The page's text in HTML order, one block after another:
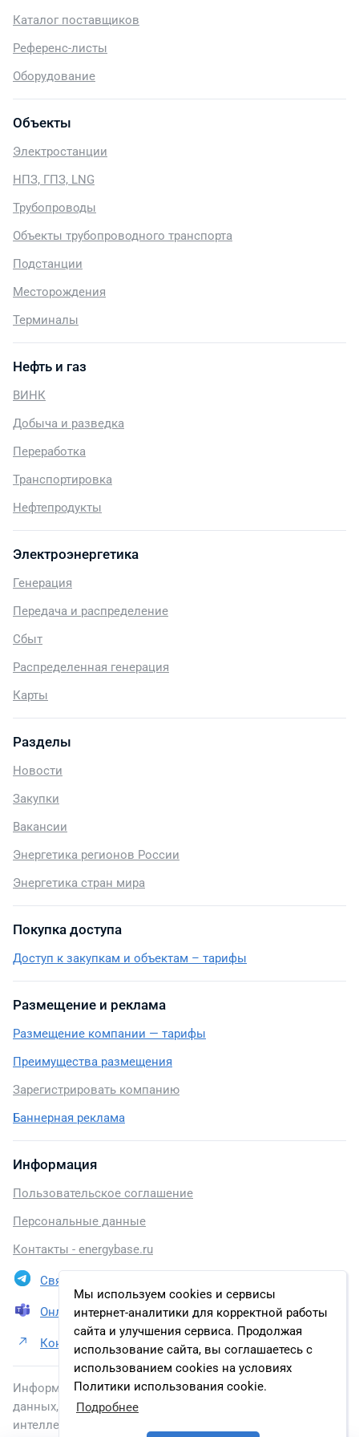
Мы используем cookies и сервисы
интернет-аналитики для корректной работы
сайта и улучшения сервиса. Продолжая
использование сайта, вы соглашаетесь с
использованием cookies на условиях
Политики использования cookie.
Подробнее
Каталог поставщиков
Референс-листы
Оборудование
Объекты
Электростанции
НПЗ, ГПЗ, LNG
Трубопроводы
Объекты трубопроводного транспорта
Подстанции
Месторождения
Терминалы
Нефть и газ
ВИНК
Добыча и разведка
Переработка
Транспортировка
Нефтепродукты
Электроэнергетика
Генерация
Передача и распределение
Сбыт
Распределенная генерация
Карты
Разделы
Новости
Закупки
Вакансии
Энергетика регионов России
Энергетика стран мира
Покупка доступа
Доступ к закупкам и объектам – тарифы
Размещение и реклама
Размещение компании — тарифы
Преимущества размещения
Зарегистрировать компанию
Баннерная реклама
Информация
Пользовательское соглашение
Персональные данные
Контакты - energybase.ru
Связаться в Telegram
Онлайн презентация
Контакты АО «Газпром добыча Томск»
Информация, размещенная на сайте, включена в базу
данных, зарегистрированную в Федеральной службе по
интеллектуальной собственности.